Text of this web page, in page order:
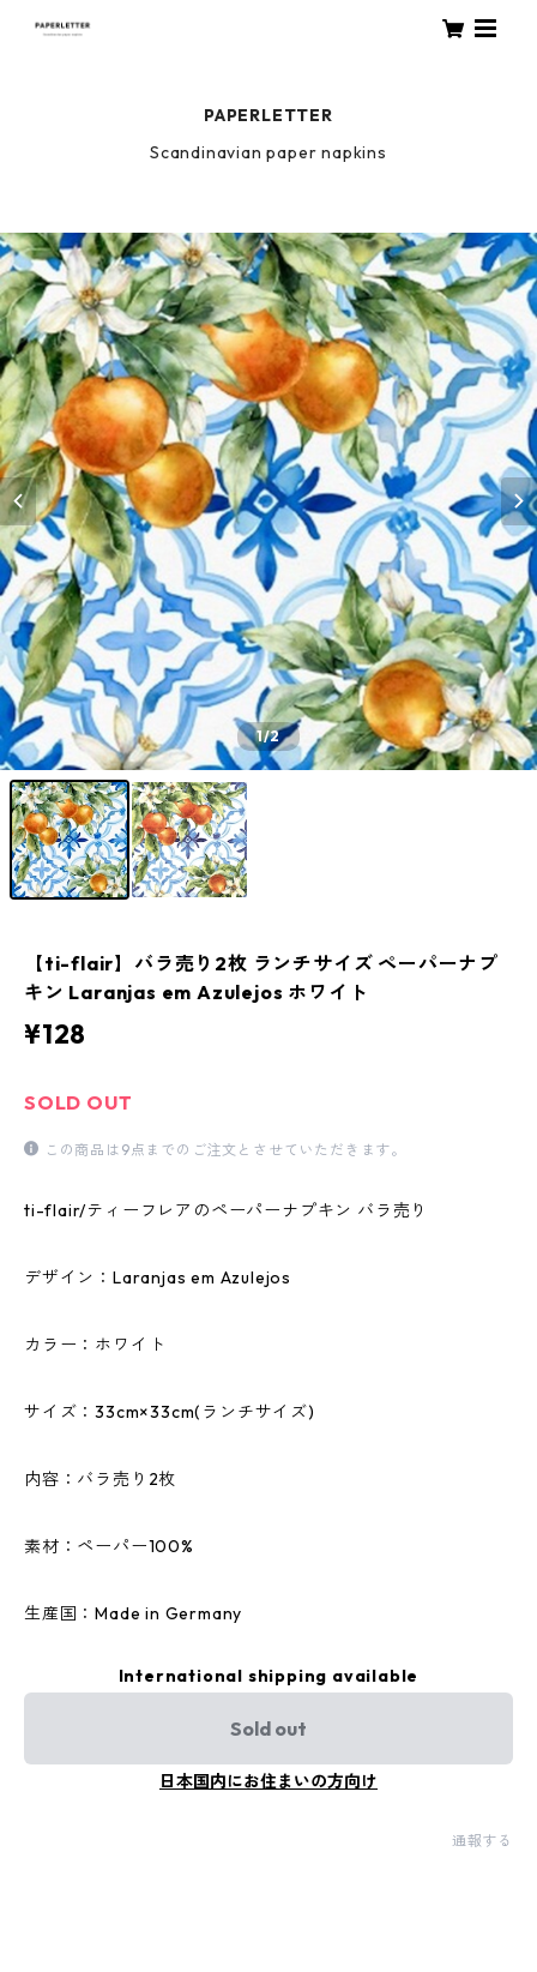
PAPERLETTER
Scandinavian paper napkins
1/2
【ti-flair】バラ売り2枚 ランチサイズ ペーパーナプ
キン Laranjas em Azulejos ホワイト
¥128
SOLD OUT
この商品は9点までのご注文とさせていただきます。
ti-flair/ティーフレアのペーパーナプキン バラ売り
デザイン：Laranjas em Azulejos
カラー：ホワイト
サイズ：33cm×33cm(ランチサイズ)
内容：バラ売り2枚
素材：ペーパー100%
生産国：Made in Germany
International shipping available
Sold out
日本国内にお住まいの方向け
通報する